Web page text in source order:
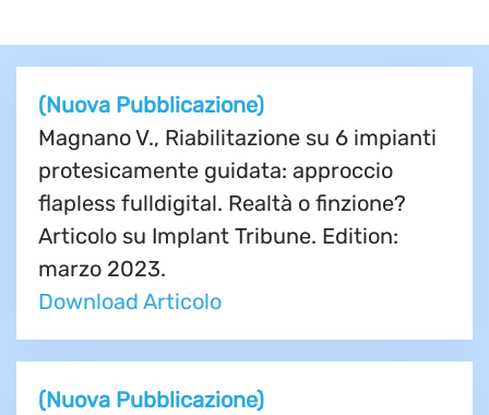
(Nuova Pubblicazione)
Magnano V., Riabilitazione su 6 impianti
protesicamente guidata: approccio
flapless fulldigital. Realtà o finzione?
Articolo su Implant Tribune. Edition:
marzo 2023.
Download Articolo
(Nuova Pubblicazione)